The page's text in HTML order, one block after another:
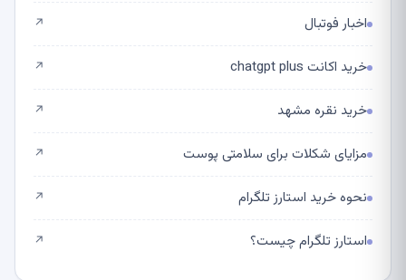
اخبار فوتبال ↗
خرید اکانت chatgpt plus ↗
خرید نقره مشهد ↗
مزایای شکلات برای سلامتی پوست ↗
نحوه خرید استارز تلگرام ↗
استارز تلگرام چیست؟ ↗